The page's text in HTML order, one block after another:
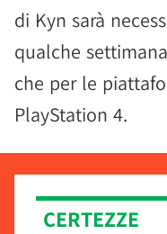
di Kyn sarà
qualche
che per le
PlayStation 4.
CERTEZZE